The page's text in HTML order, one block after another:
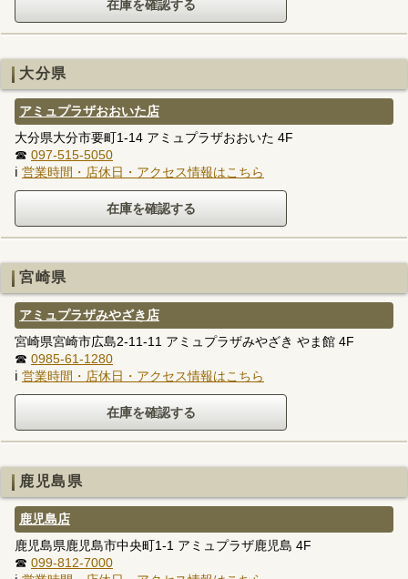
大分県
アミュプラザおおいた店
大分県大分市要町1-14 アミュプラザおおいた 4F
☎ 097-515-5050
ℹ 営業時間・店休日・アクセス情報はこちら
宮崎県
アミュプラザみやざき店
宮崎県宮崎市広島2-11-11 アミュプラザみやざき やま館 4F
☎ 0985-61-1280
ℹ 営業時間・店休日・アクセス情報はこちら
鹿児島県
鹿児島店
鹿児島県鹿児島市中央町1-1 アミュプラザ鹿児島 4F
☎ 099-812-7000